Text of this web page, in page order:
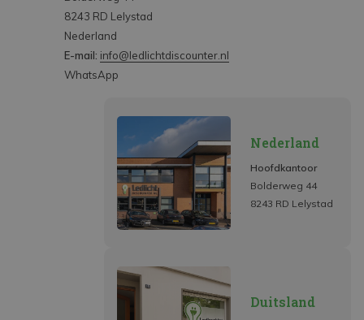
8243 RD Lelystad
Nederland
E-mail: info@ledlichtdiscounter.nl
WhatsApp
Nederland
Hoofdkantoor
Bolderweg 44
8243 RD Lelystad
Duitsland